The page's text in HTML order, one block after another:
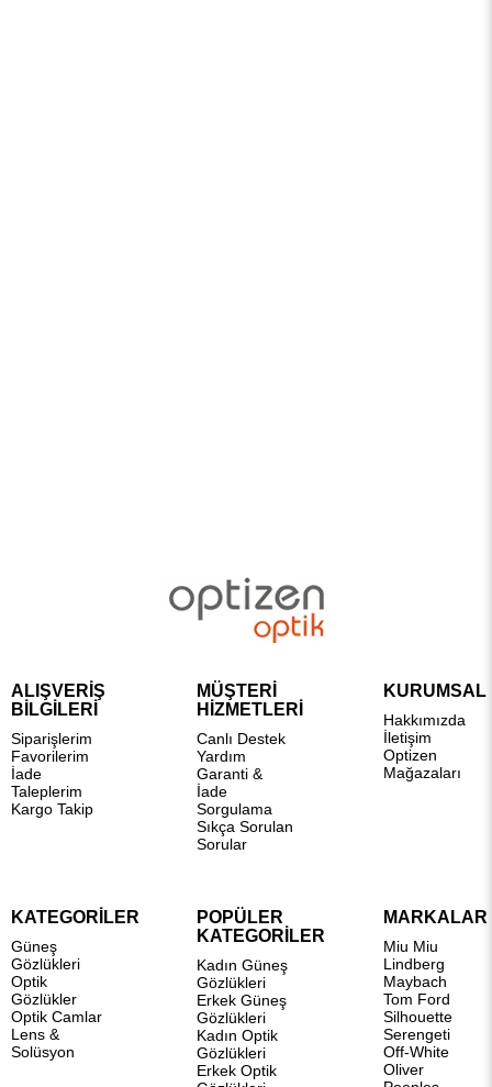
ALIŞVERİŞ
BİLGİLERİ
Siparişlerim
Favorilerim
İade
Taleplerim
Kargo Takip
MÜŞTERİ
HİZMETLERİ
Canlı Destek
Yardım
Garanti &
İade
Sorgulama
Sıkça Sorulan
Sorular
KURUMSAL
Hakkımızda
İletişim
Optizen
Mağazaları
KATEGORİLER
Güneş
Gözlükleri
Optik
Gözlükler
Optik Camlar
Lens &
Solüsyon
POPÜLER
KATEGORİLER
Kadın Güneş
Gözlükleri
Erkek Güneş
Gözlükleri
Kadın Optik
Gözlükleri
Erkek Optik
MARKALAR
Miu Miu
Lindberg
Maybach
Tom Ford
Silhouette
Serengeti
Off-White
Oliver